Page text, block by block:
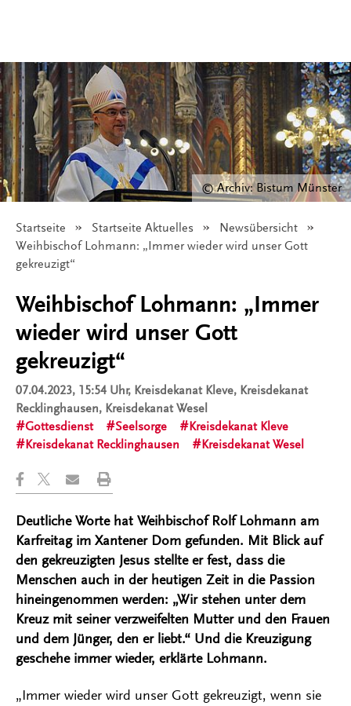
© Archiv: Bistum Münster
Startseite Startseite Aktuelles
Newsübersicht
Angezeigt:
Weihbischof Lohmann: „Immer wieder wird unser Gott
gekreuzigt“
Weihbischof Lohmann: „Immer
wieder wird unser Gott
gekreuzigt“
07.04.2023, 15:54 Uhr, Kreisdekanat Kleve, Kreisdekanat
Recklinghausen, Kreisdekanat Wesel
Gottesdienst
Seelsorge
Kreisdekanat Kleve
Kreisdekanat Recklinghausen
Kreisdekanat Wesel
Deutliche Worte hat Weihbischof Rolf Lohmann am
Karfreitag im Xantener Dom gefunden. Mit Blick auf
den gekreuzigten Jesus stellte er fest, dass die
Menschen auch in der heutigen Zeit in die Passion
hineingenommen werden: „Wir stehen unter dem
Kreuz mit seiner verzweifelten Mutter und den Frauen
und dem Jünger, den er liebt.“ Und die Kreuzigung
geschehe immer wieder, erklärte Lohmann.
„Immer wieder wird unser Gott gekreuzigt, wenn sie